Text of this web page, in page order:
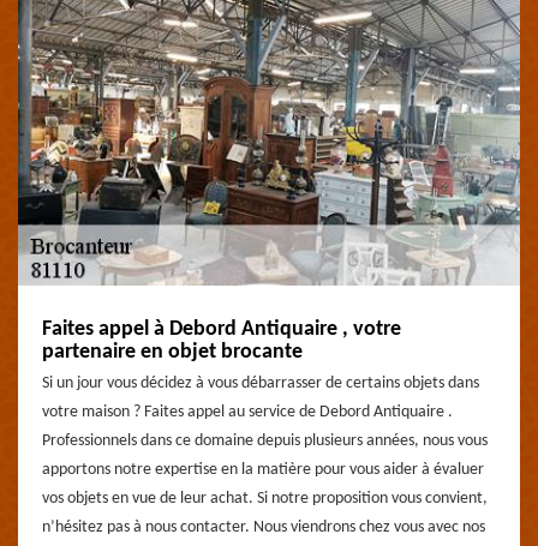
Faites appel à Debord Antiquaire , votre
partenaire en objet brocante
Si un jour vous décidez à vous débarrasser de certains objets dans
votre maison ? Faites appel au service de Debord Antiquaire .
Professionnels dans ce domaine depuis plusieurs années, nous vous
apportons notre expertise en la matière pour vous aider à évaluer
vos objets en vue de leur achat. Si notre proposition vous convient,
n’hésitez pas à nous contacter. Nous viendrons chez vous avec nos